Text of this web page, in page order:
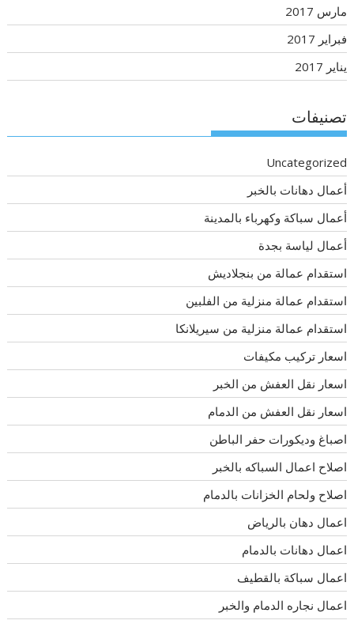
مارس 2017
فبراير 2017
يناير 2017
تصنيفات
Uncategorized
أعمال دهانات بالخبر
أعمال سباكة وكهرباء بالمدينة
أعمال لياسة بجدة
استقدام عمالة من بنجلاديش
استقدام عمالة منزلية من الفلبين
استقدام عمالة منزلية من سيريلانكا
اسعار تركيب مكيفات
اسعار نقل العفش من الخبر
اسعار نقل العفش من الدمام
اصباغ وديكورات حفر الباطن
اصلاح اعمال السباكه بالخبر
اصلاح ولحام الخزانات بالدمام
اعمال دهان بالرياض
اعمال دهانات بالدمام
اعمال سباكة بالقطيف
اعمال نجاره الدمام والخبر